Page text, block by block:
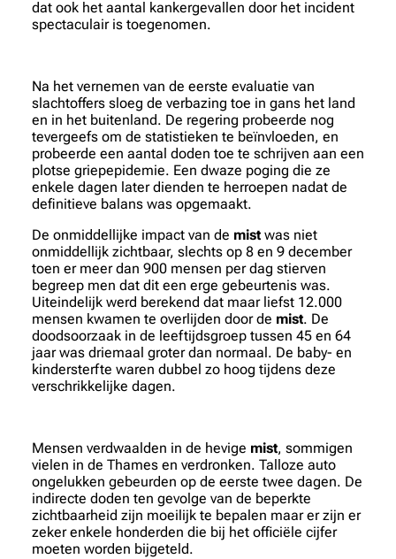
dat ook het aantal kankergevallen door het incident
spectaculair is toegenomen.
Na het vernemen van de eerste evaluatie van
slachtoffers sloeg de verbazing toe in gans het land
en in het buitenland. De regering probeerde nog
tevergeefs om de statistieken te beïnvloeden, en
probeerde een aantal doden toe te schrijven aan een
plotse griepepidemie. Een dwaze poging die ze
enkele dagen later dienden te herroepen nadat de
definitieve balans was opgemaakt.
De onmiddellijke impact van de mist was niet
onmiddellijk zichtbaar, slechts op 8 en 9 december
toen er meer dan 900 mensen per dag stierven
begreep men dat dit een erge gebeurtenis was.
Uiteindelijk werd berekend dat maar liefst 12.000
mensen kwamen te overlijden door de mist. De
doodsoorzaak in de leeftijdsgroep tussen 45 en 64
jaar was driemaal groter dan normaal. De baby- en
kindersterfte waren dubbel zo hoog tijdens deze
verschrikkelijke dagen.
Mensen verdwaalden in de hevige mist, sommigen
vielen in de Thames en verdronken. Talloze auto
ongelukken gebeurden op de eerste twee dagen. De
indirecte doden ten gevolge van de beperkte
zichtbaarheid zijn moeilijk te bepalen maar er zijn er
zeker enkele honderden die bij het officiële cijfer
moeten worden bijgeteld.